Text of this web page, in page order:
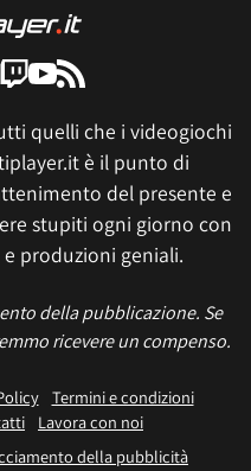
quelli che i videogiochi
è il punto di
del presente e
stupiti ogni giorno con
produzioni geniali.
della pubblicazione. Se
ricevere un compenso.
Termini e condizioni
Lavora con noi
della pubblicità